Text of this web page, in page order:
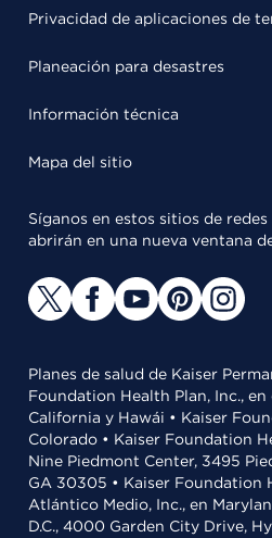
Privacidad de aplicaciones de
Planeación para desastres
Información técnica
Mapa del sitio
Síganos en estos sitios de
abrirán en una nueva ventana
Planes de salud de Kaiser
Foundation Health Plan, Inc.,
California y Hawái • Kaiser
Colorado • Kaiser Foundation
Nine Piedmont Center, 3495
GA 30305 • Kaiser Foundation
Atlántico Medio, Inc., en
D.C., 4000 Garden City Drive,